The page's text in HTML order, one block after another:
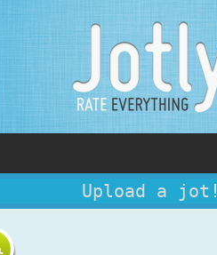
Upload a jot!